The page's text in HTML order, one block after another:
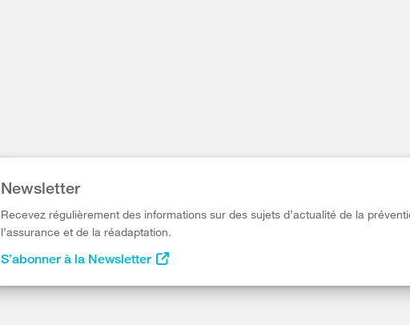
Newsletter
Recevez régulièrement des informations sur des sujets d’actualité de la
l’assurance et de la réadaptation.
S’abonner à la Newsletter